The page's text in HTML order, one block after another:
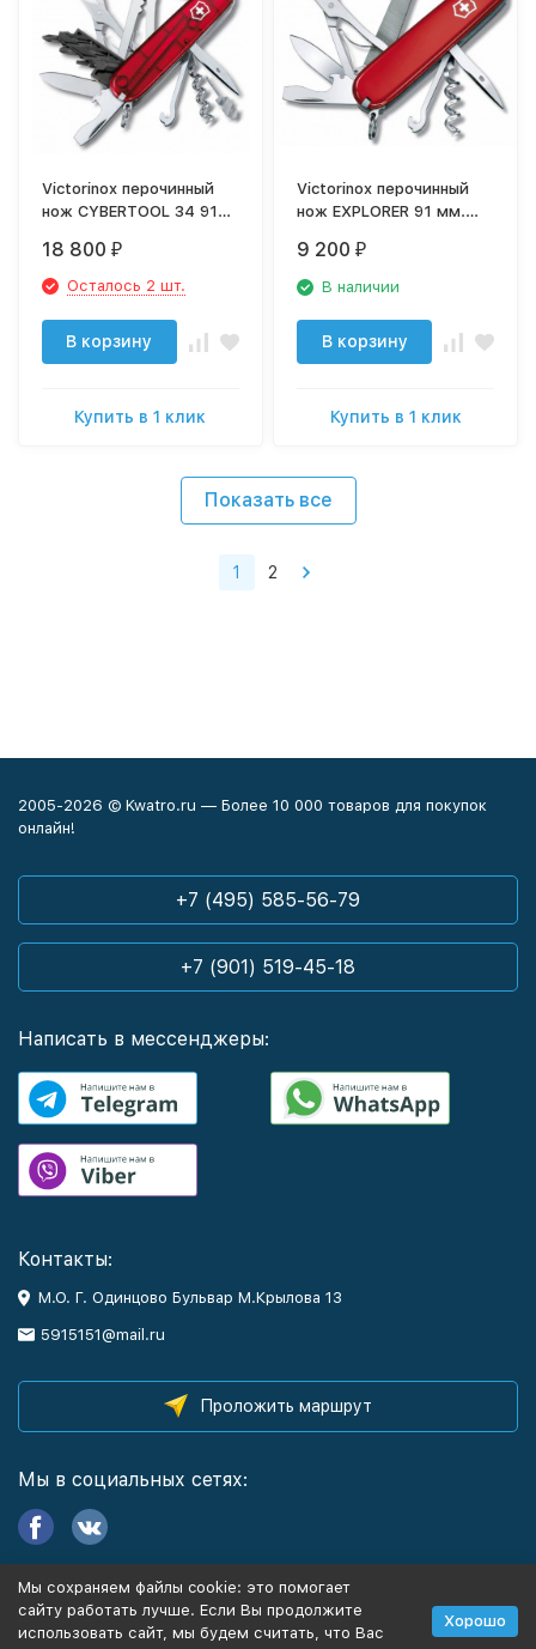
Victorinox перочинный
нож CYBERTOOL 34 91
красный 1.7725.T
18 800 ₽
Осталось 2 шт.
В корзину
Купить в 1 клик
Victorinox перочинный
нож EXPLORER 91 мм.
9 200 ₽
В наличии
В корзину
Купить в 1 клик
Показать все
1 2
2005-2026 © Kwatro.ru — Более 10 000 товаров для покупок
онлайн!
+7 (495) 585-56-79
+7 (901) 519-45-18
Написать в мессенджеры:
Контакты:
М.О. Г. Одинцово Бульвар М.Крылова 13
5915151@mail.ru
Проложить маршрут
Мы в социальных сетях:
Информация
Мы сохраняем файлы cookie: это помогает
сайту работать лучше. Если Вы продолжите
использовать сайт, мы будем считать, что Вас
Хорошо